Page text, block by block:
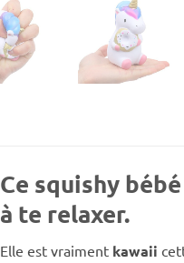
Ce squishy
à te relaxer.
Elle est vraiment kawaii